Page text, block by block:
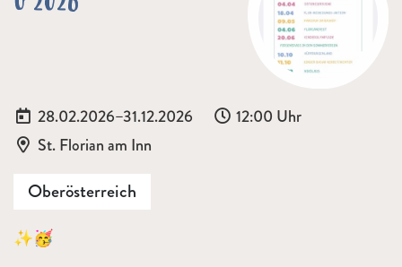
Datum:
28.02.2026–31.12.2026 Uhrzeit:
12:00 Uhr
Ort:
St. Florian am Inn
Oberösterreich
✨🥳